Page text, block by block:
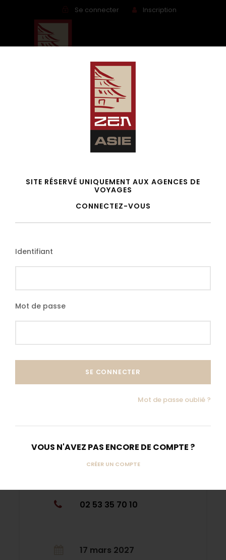
Se connecter Inscription
SITE RÉSERVÉ UNIQUEMENT AUX AGENCES DE
VOYAGES
CONNECTEZ-VOUS
Identifiant
Mot de passe
Mot de passe oublié ?
VOUS N'AVEZ PAS ENCORE DE COMPTE ?
CRÉER UN COMPTE
Rêve de Cambodge
2 250 €
Programme détaillé
Qui sommes-nous ?
02 53 35 70 10
17 mars 2027